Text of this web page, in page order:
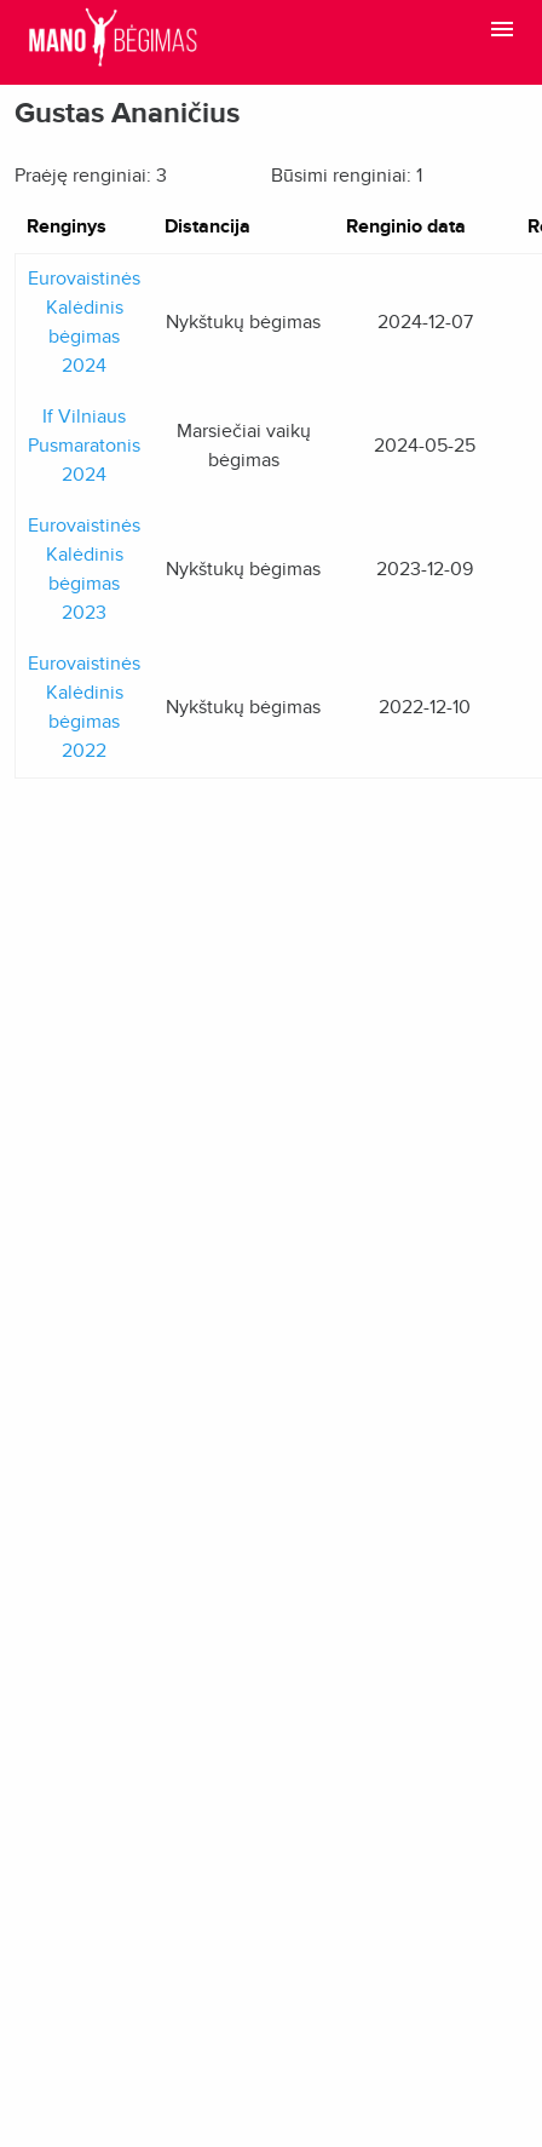
Gustas Ananičius
Praėję renginiai: 3 Būsimi renginiai: 1
Renginys Distancija Renginio data
Eurovaistinės
Kalėdinis
bėgimas
2024
Nykštukų bėgimas 2024-12-07
If Vilniaus
Pusmaratonis
2024
Marsiečiai vaikų
bėgimas
2024-05-25
Eurovaistinės
Kalėdinis
bėgimas
2023
Nykštukų bėgimas 2023-12-09
Eurovaistinės
Kalėdinis
bėgimas
2022
Nykštukų bėgimas 2022-12-10